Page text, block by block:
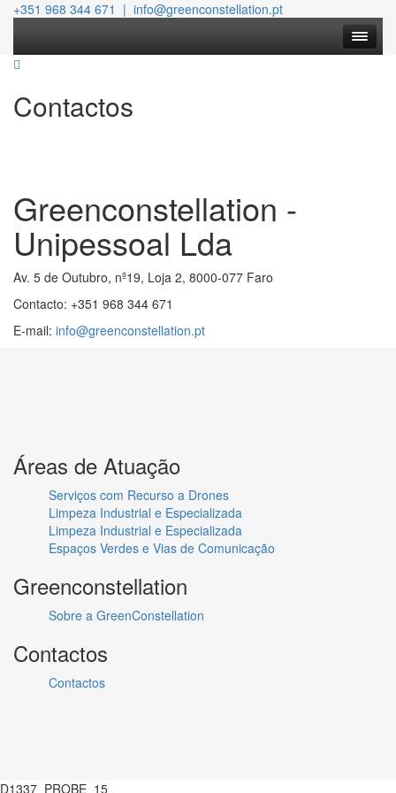
+351 968 344 671 | info@greenconstellation.pt
Contactos
Greenconstellation -
Unipessoal Lda
Av. 5 de Outubro, nº19, Loja 2, 8000-077 Faro
Contacto: +351 968 344 671
E-mail: info@greenconstellation.pt
Áreas de Atuação
Serviços com Recurso a Drones
Limpeza Industrial e Especializada
Limpeza Industrial e Especializada
Espaços Verdes e Vias de Comunicação
Greenconstellation
Sobre a GreenConstellation
Contactos
Contactos